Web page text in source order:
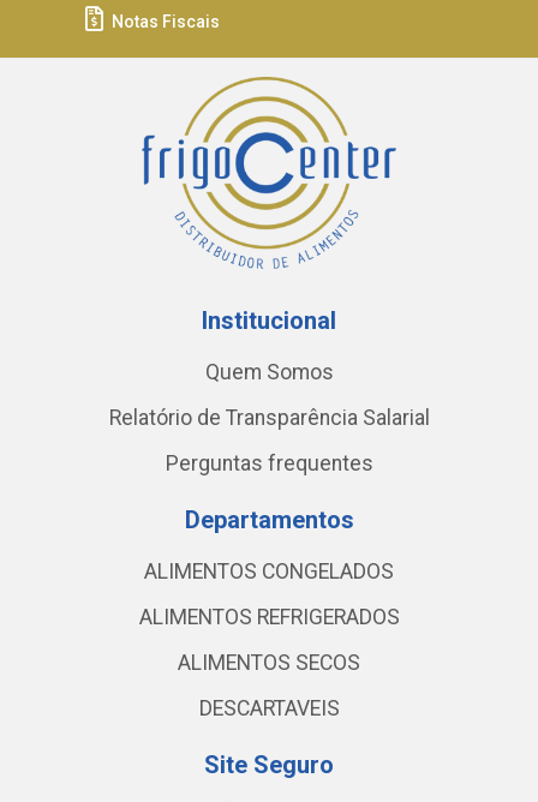
Notas Fiscais
Institucional
Quem Somos
Relatório de Transparência Salarial
Perguntas frequentes
Departamentos
ALIMENTOS CONGELADOS
ALIMENTOS REFRIGERADOS
ALIMENTOS SECOS
DESCARTAVEIS
Site Seguro